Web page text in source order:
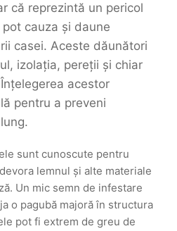
că reprezintă un pericol
cauza și daune
casei. Aceste dăunători
izolația, pereții și chiar
acestor
pentru a preveni
sunt cunoscute pentru
lemnul și alte materiale
Un mic semn de infestare
o pagubă majoră în structura
pot fi extrem de greu de